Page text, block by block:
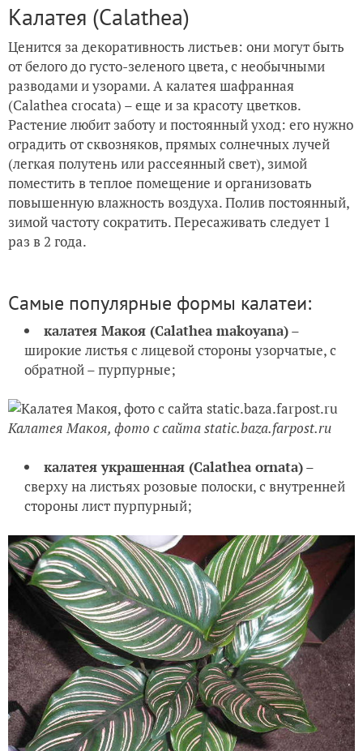
Калатея (Calathea)
Ценится за декоративность листьев: они могут быть
от белого до густо-зеленого цвета, с необычными
разводами и узорами. А калатея шафранная
(Calathea crocata) – еще и за красоту цветков.
Растение любит заботу и постоянный уход: его нужно
оградить от сквозняков, прямых солнечных лучей
(легкая полутень или рассеянный свет), зимой
поместить в теплое помещение и организовать
повышенную влажность воздуха. Полив постоянный,
зимой частоту сократить. Пересаживать следует 1
раз в 2 года.
Самые популярные формы калатеи:
калатея Макоя (Calathea makoyana)–
широкие листья с лицевой стороны узорчатые, с
обратной – пурпурные;
Калатея Макоя, фото с сайта static.baza.farpost.ru
калатея украшенная (Calathea ornata)–
сверху на листьях розовые полоски, с внутренней
стороны лист пурпурный;